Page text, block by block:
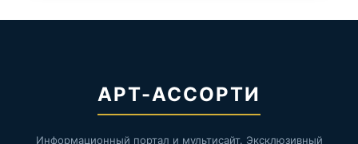
АРТ-АССОРТИ
Информационный портал и мультисайт. Эксклюзивный